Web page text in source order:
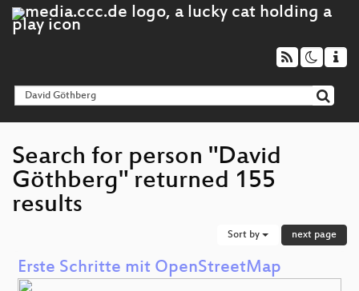
Search for person "David
Göthberg" returned 155
results
Sort by next page
Erste Schritte mit OpenStreetMap